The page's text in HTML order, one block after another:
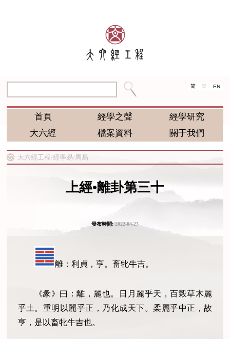
简 繁 EN
首頁 經學之聲
經學研究
大六經
檔案資料 關于我們
大六經工程/經學易/ 周易
上經•離卦第三十
發布時間:2022-04-23
離：利貞，亨。畜牝牛吉。
《彖》曰：離，麗也。日月麗乎天，百榖草木麗
乎土。重明以麗乎正，乃化成天下。柔麗乎中正，故
亨，是以畜牝牛吉也。